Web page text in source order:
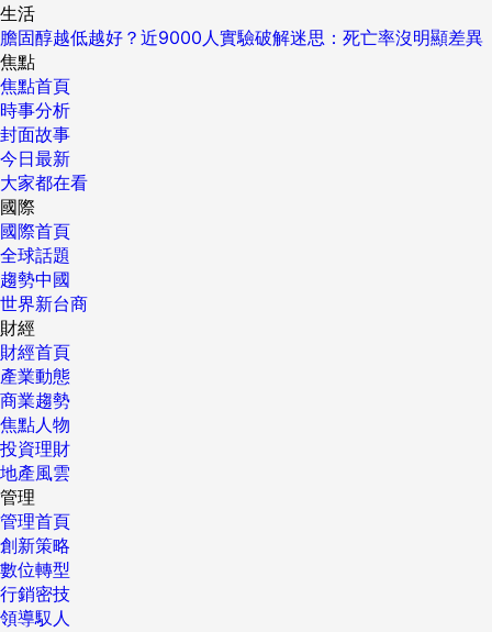
生活
膽固醇越低越好？近9000人實驗破解迷思：死亡率沒明顯差異
焦點
焦點首頁
時事分析
封面故事
今日最新
大家都在看
國際
國際首頁
全球話題
趨勢中國
世界新台商
財經
財經首頁
產業動態
商業趨勢
焦點人物
投資理財
地產風雲
管理
管理首頁
創新策略
數位轉型
行銷密技
領導馭人